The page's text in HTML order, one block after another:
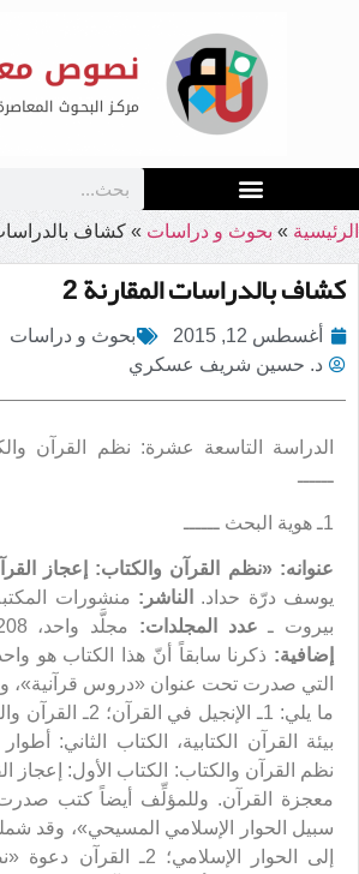
الرئيسية » بحوث و دراسات » كشاف بالدراسات
كشاف بالدراسات المقارنة 2
أغسطس 12, 2015 بحوث و دراسات
د. حسين شريف عسكري
الدراسة التاسعة عشرة: نظم القرآن
ــــــ
1ـ هوية البحث ــــــ
عنوانه: «نظم القرآن والكتاب: إعجاز
يوسف درّة حداد.
الناشر: منشورات
بيروت ـ عدد المجلدات: مجلَّد واحد، 208 صفحة.
إضافية: ذكرنا سابقاً أنّ هذا الكتاب هو
التي صدرت تحت عنوان «دروس
ما يلي: 1ـ الإنجيل في
نظم القرآن والكتاب: الكتاب الأول: إعجاز
معجزة القرآن. وللمؤلِّف أيضاً كتب